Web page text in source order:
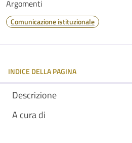
Argomenti
Comunicazione istituzionale
INDICE DELLA PAGINA
Descrizione
A cura di